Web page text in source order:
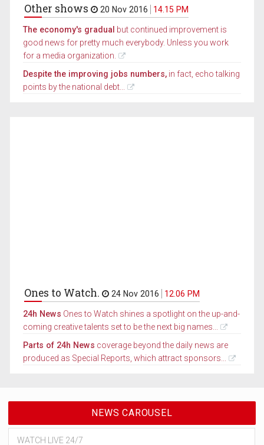
Other shows 20 Nov 2016 14.15 PM
The economy's gradual but continued improvement is
good news for pretty much everybody. Unless you work
for a media organization.
Despite the improving jobs numbers, in fact, echo talking
points by the national debt...
Ones to Watch. 24 Nov 2016 12.06 PM
24h News Ones to Watch shines a spotlight on the up-and-
coming creative talents set to be the next big names...
Parts of 24h News coverage beyond the daily news are
produced as Special Reports, which attract sponsors...
NEWS CAROUSEL
WATCH LIVE 24/7